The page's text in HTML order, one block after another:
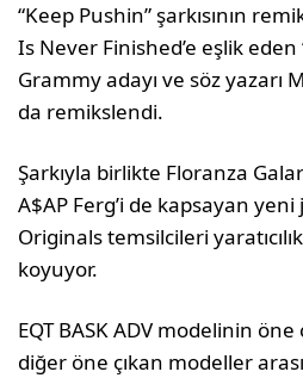
“Keep Pushin” şarkısının
Is Never Finished’e eşlik eden
Grammy adayı ve söz yazarı
da remikslendi.
Şarkıyla birlikte Floranza
A$AP Ferg’i de kapsayan
Originals temsilcileri
koyuyor.
EQT BASK ADV modelinin öne
diğer öne çıkan modeller